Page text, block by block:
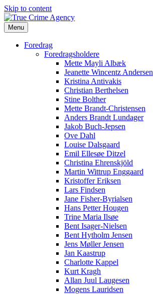
Skip to content
Menu
Foredrag
Foredragsholdere
Mette Mayli Albæk
Jeanette Wincentz Andersen
Kristina Antivakis
Christian Berthelsen
Stine Bolther
Mette Brandt-Christensen
Anders Brandt Lundager
Jakob Buch-Jepsen
Ove Dahl
Louise Dalsgaard
Emil Ellesøe Ditzel
Christina Ehrenskjöld
Martin Wittrup Enggaard
Kristoffer Eriksen
Lars Findsen
Jane Fisher-Byrialsen
Hans Petter Hougen
Trine Maria Ilsøe
Bent Isager-Nielsen
Bent Hytholm Jensen
Jens Møller Jensen
Jan Kaastrup
Charlotte Kappel
Kurt Kragh
Allan Juul Laugesen
Mogens Lauridsen